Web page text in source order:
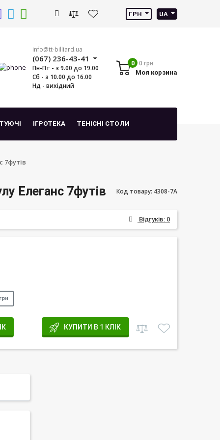
ГРН UA
info@tt-billiard.ua
(067) 236-43-41
Пн-Пт - з 9.00 до 19.00
Сб - з 10.00 до 16.00
Нд - вихідний
0 0 грн
Моя корзина
ІГРОТЕКА ТЕНІСНІ СТОЛИ
7футів
Елеганс 7футів Код товару: 4308-7A
Відгуків: 0
КУПИТИ В 1 КЛІК